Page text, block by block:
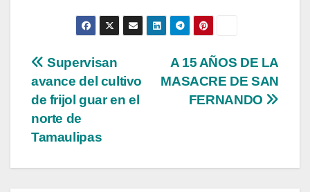
Navegación
de
entradas
A 15 AÑOS DE LA
MASACRE DE SAN
FERNANDO
Supervisan
avance del cultivo
de frijol guar en el
norte de
Tamaulipas